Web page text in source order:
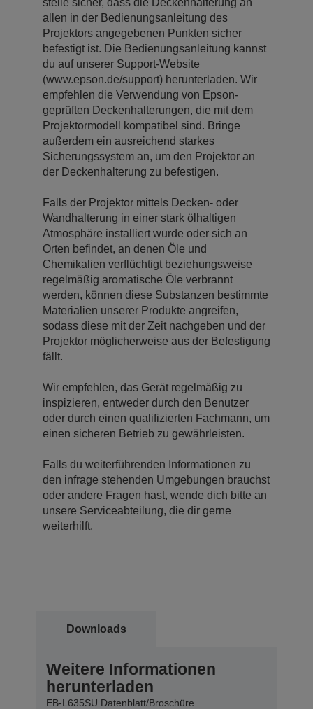
allen in der Bedienungsanleitung des
Projektors angegebenen Punkten sicher
befestigt ist. Die Bedienungsanleitung kannst
du auf unserer Support-Website
(www.epson.de/support) herunterladen. Wir
empfehlen die Verwendung von Epson-
geprüften Deckenhalterungen, die mit dem
Projektormodell kompatibel sind. Bringe
außerdem ein ausreichend starkes
Sicherungssystem an, um den Projektor an
der Deckenhalterung zu befestigen.
Falls der Projektor mittels Decken- oder
Wandhalterung in einer stark ölhaltigen
Atmosphäre installiert wurde oder sich an
Orten befindet, an denen Öle und
Chemikalien verflüchtigt beziehungsweise
regelmäßig aromatische Öle verbrannt
werden, können diese Substanzen bestimmte
Materialien unserer Produkte angreifen,
sodass diese mit der Zeit nachgeben und der
Projektor möglicherweise aus der Befestigung
fällt.
Wir empfehlen, das Gerät regelmäßig zu
inspizieren, entweder durch den Benutzer
oder durch einen qualifizierten Fachmann, um
einen sicheren Betrieb zu gewährleisten.
Falls du weiterführenden Informationen zu
den infrage stehenden Umgebungen brauchst
oder andere Fragen hast, wende dich bitte an
unsere Serviceabteilung, die dir gerne
weiterhilft.
Downloads
Weitere Informationen
herunterladen
EB-L635SU Datenblatt/Broschüre